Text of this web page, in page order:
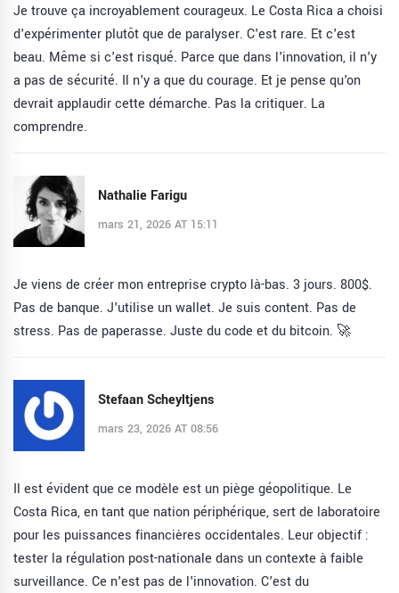
Je trouve ça incroyablement courageux. Le Costa Rica a choisi
d'expérimenter plutôt que de paralyser. C'est rare. Et c'est
beau. Même si c'est risqué. Parce que dans l'innovation, il n'y
a pas de sécurité. Il n'y a que du courage. Et je pense qu'on
devrait applaudir cette démarche. Pas la critiquer. La
comprendre.
Nathalie Farigu
mars 21, 2026 AT 15:11
Je viens de créer mon entreprise crypto là-bas. 3 jours. 800$.
Pas de banque. J'utilise un wallet. Je suis content. Pas de
stress. Pas de paperasse. Juste du code et du bitcoin. 🚀
Stefaan Scheyltjens
mars 23, 2026 AT 08:56
Il est évident que ce modèle est un piège géopolitique. Le
Costa Rica, en tant que nation périphérique, sert de laboratoire
pour les puissances financières occidentales. Leur objectif :
tester la régulation post-nationale dans un contexte à faible
surveillance. Ce n'est pas de l'innovation. C'est du